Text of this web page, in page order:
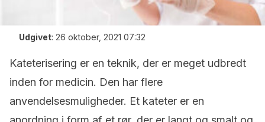
Udgivet: 26 oktober, 2021 07:32
Kateterisering er en teknik, der er meget udbredt
inden for medicin. Den har flere
anvendelsesmuligheder. Et kateter er en